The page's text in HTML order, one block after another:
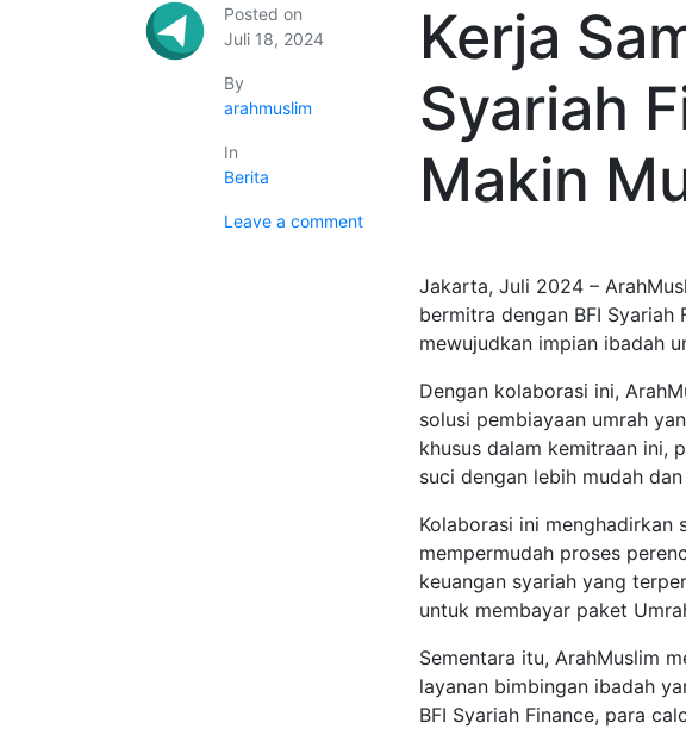
Posted on
Juli 18, 2024
By
arahmuslim
In
Berita
Leave a comment
Kerja
Syariah
Makin
Jakarta, Juli 2024 –
bermitra dengan BFI Syariah
mewujudkan impian ibadah
Dengan kolaborasi ini,
solusi pembiayaan umrah
khusus dalam kemitraan ini,
suci dengan lebih mudah dan
Kolaborasi ini menghadirkan
mempermudah proses
keuangan syariah yang
untuk membayar paket
Sementara itu, ArahMuslim
layanan bimbingan ibadah
BFI Syariah Finance, para